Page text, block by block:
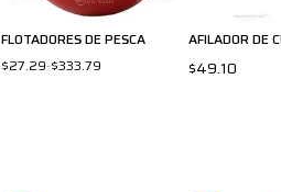
FLOTADORES DE PESCA
$27.29-$333.79
AFILADOR DE
$49.10